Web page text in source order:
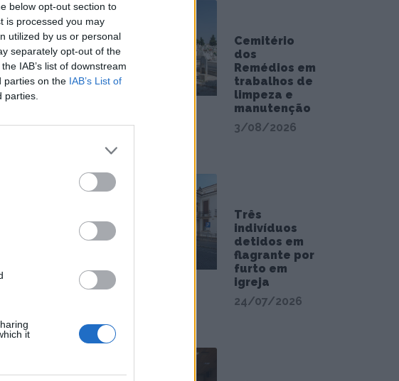
below opt-out section to
is processed you may
utilized by us or personal
separately opt-out of the
IAB’s list of downstream
parties on the IAB’s List of
parties.
it
Cemitério
dos
Remédios em
trabalhos de
limpeza e
manutenção
3/08/2026
Três
indivíduos
detidos em
flagrante por
furto em
igreja
24/07/2026